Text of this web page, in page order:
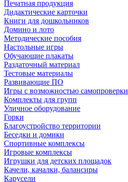
Печатная продукция
Дидактические карточки
Книги для дошкольников
Домино и лото
Методические пособия
Настольные игры
Обучающие плакаты
Раздаточный материал
Тестовые материалы
Развивающие ПО
Игры с возможностью самопроверки
Комплекты для групп
Уличное оборудование
Горки
Благоустройство территории
Беседки и домики
Спортивные комплексы
Игровые комплексы
Игрушки для детских площадок
Качели, качалки, балансиры
Карусели